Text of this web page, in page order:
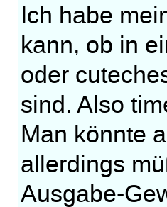
Ich habe
kann, ob in
oder
sind. Also
Man könnte
allerdings
Ausgabe-